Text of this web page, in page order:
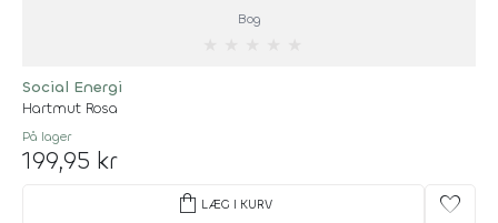
Bog
Social Energi
Hartmut Rosa
På lager
199,95 kr
shopping_bag LÆG I KURV favorite